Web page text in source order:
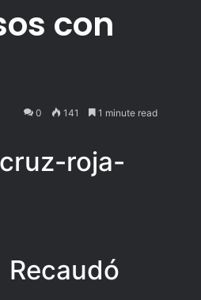
con
0 141 1 minute read
roja-
Recaudó